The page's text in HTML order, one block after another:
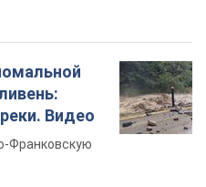
Видео
Франковскую